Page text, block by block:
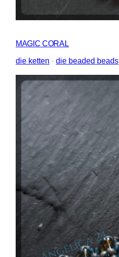
MAGIC CORAL
die ketten · die beaded beads